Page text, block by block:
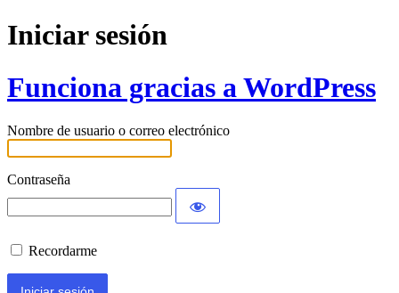
Iniciar sesión
Funciona gracias a WordPress
Nombre de usuario o correo electrónico
Contraseña
Recordarme